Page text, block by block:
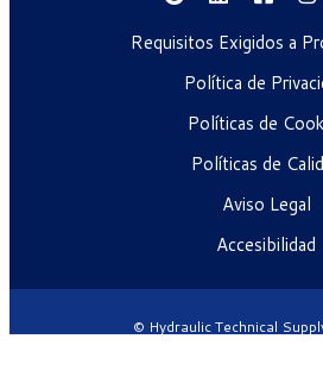
Requisitos Exigidos a
Política de
Políticas de
Políticas de
Aviso Legal
Accesibilidad
© Hydraulic Technical